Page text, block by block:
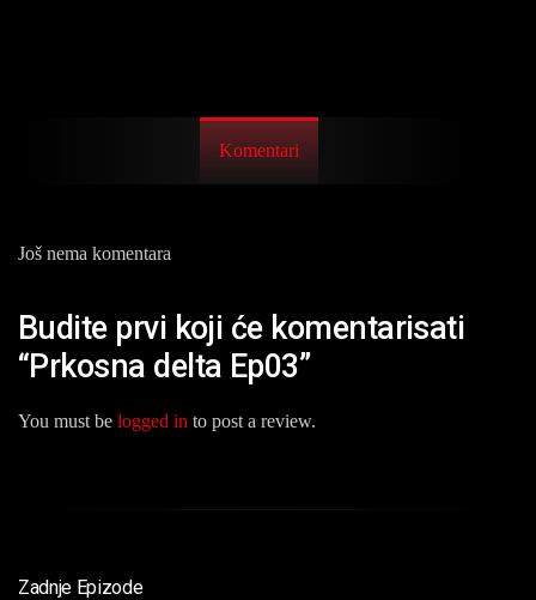
Komentari
Još nema komentara
Budite prvi koji će komentarisati
“Prkosna delta Ep03”
You must be logged in to post a review.
Zadnje Epizode